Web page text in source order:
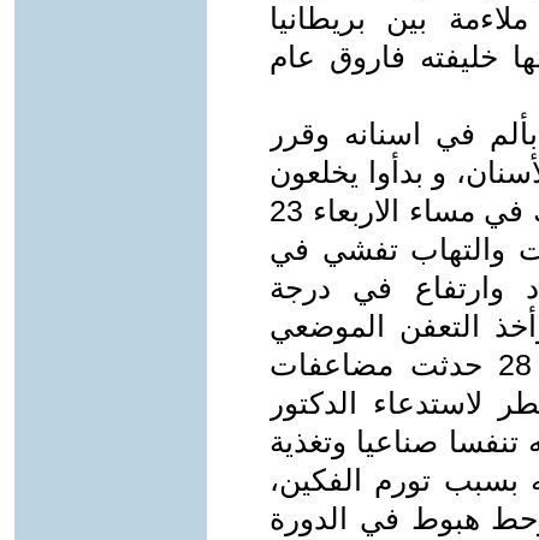
بين بريطانيا
خليفته فاروق عام
بدأ يشكو بألم في اسنانه وقرر
و بدأوا يخلعون
الاسنان واحدة واحدة، وانتهوا من ذلك في مساء الاربعاء 23
والتهاب تفشي في
وارتفاع في درجة
تحسن وأخذ التعفن الموضعي
بالفم في النقصان، وفي فجر يوم 28 حدثت مضاعفات
لاستدعاء الدكتور
تنفسا صناعيا وتغذية
بسبب تورم الفكين،
هبوط في الدورة